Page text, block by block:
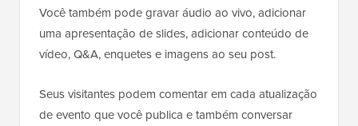
Você também pode gravar áudio ao vivo, adicionar
uma apresentação de slides, adicionar conteúdo de
vídeo, Q&A, enquetes e imagens ao seu post.
Seus visitantes podem comentar em cada atualização
de evento que você publica e também conversar